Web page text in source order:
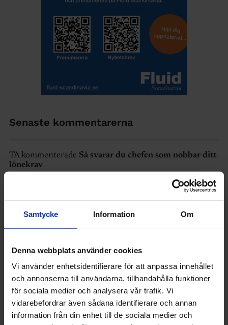
Samtycke Information Om
Denna webbplats använder cookies
Vi använder enhetsidentifierare för att anpassa innehållet
och annonserna till användarna, tillhandahålla funktioner
för sociala medier och analysera vår trafik. Vi
vidarebefordrar även sådana identifierare och annan
information från din enhet till de sociala medier och
Senaste kommentarerna
TA kommenterade Så svarar du chefen som nobbar ditt
lönekrav
Regeringen: Fånga upp de
”nästan klara” – och öppna för att bli civilingenjör på
mindre än 5 år
semestern
Torbjörn kommenteradeKräv detta om chefen ringer
Anders kommenteradeEn timme per arbetsdag gör vi